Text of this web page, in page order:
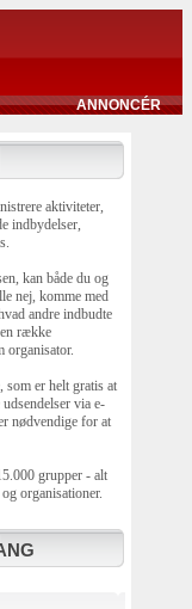
ANNONCÉR
aktiviteter,
indbydelser,
kan både du og
nej, komme med
andre indbudte
række
organisator.
er helt gratis at
via e-
nødvendige for at
grupper - alt
organisationer.